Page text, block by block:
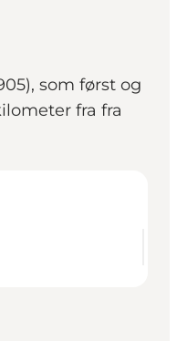
som først og
fra fra